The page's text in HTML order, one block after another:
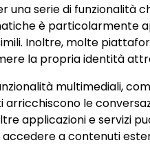
una serie di funzionalità
è particolarmente
Inoltre, molte
la propria identità
multimediali,
le
applicazioni e servizi
a contenuti